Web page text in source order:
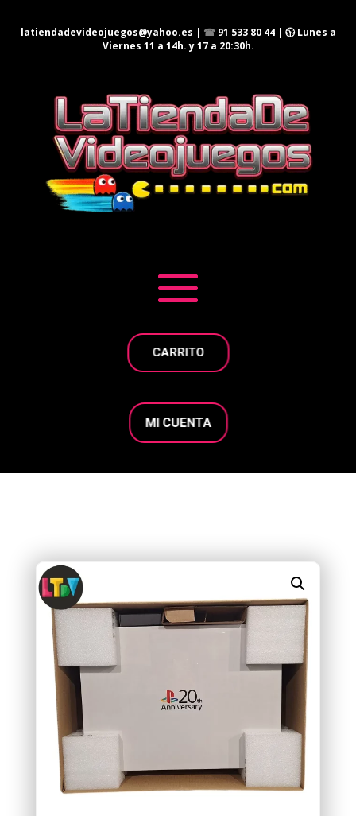
latiendadevideojuegos@yahoo.es | ☎ 91 533 80 44| 🕦 Lunes a
Viernes 11 a 14h. y 17 a 20:30h.
CARRITO
MI CUENTA